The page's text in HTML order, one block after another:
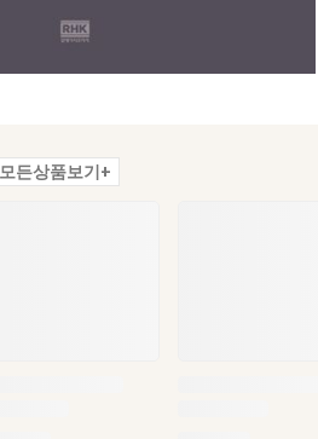
모든상품보기+